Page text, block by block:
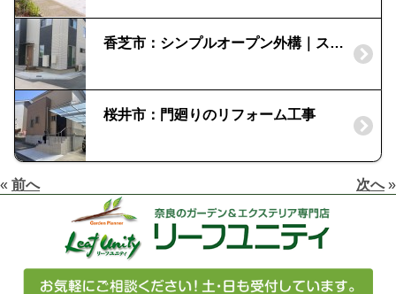
香芝市：シンプルオープン外構｜スタイリッシュな機能門柱
桜井市：門廻りのリフォーム工事
« 前へ 次へ»